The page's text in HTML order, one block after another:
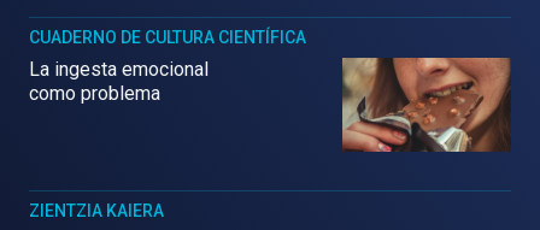
CUADERNO DE CULTURA CIENTÍFICA
La ingesta emocional
como problema
ZIENTZIA KAIERA